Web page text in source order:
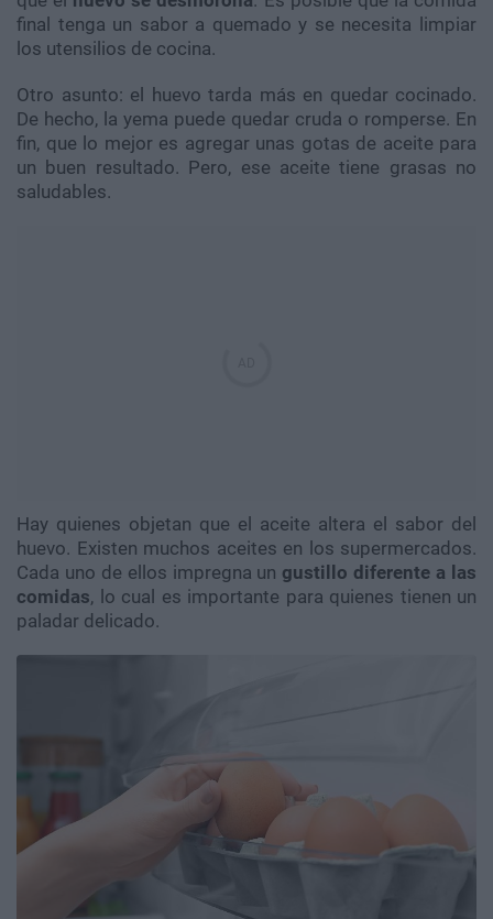
final tenga un sabor a quemado y se necesita limpiar
los utensilios de cocina.
Otro asunto: el huevo tarda más en quedar cocinado.
De hecho, la yema puede quedar cruda o romperse. En
fin, que lo mejor es agregar unas gotas de aceite para
un buen resultado. Pero, ese aceite tiene grasas no
saludables.
Hay quienes objetan que el aceite altera el sabor del
huevo. Existen muchos aceites en los supermercados.
Cada uno de ellos impregna un gustillo diferente a las
comidas, lo cual es importante para quienes tienen un
paladar delicado.